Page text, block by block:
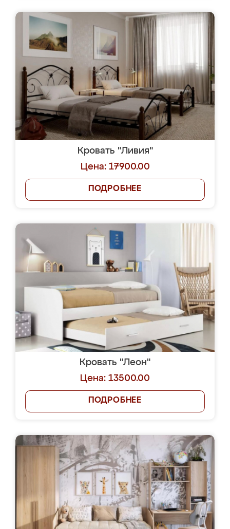
Кровать "Ливия"
Цена: 17900.00
ПОДРОБНЕЕ
Кровать "Леон"
Цена: 13500.00
ПОДРОБНЕЕ